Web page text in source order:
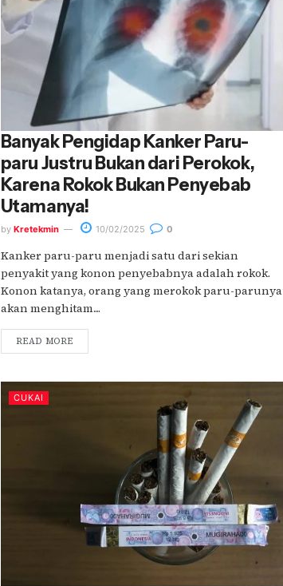
Banyak Pengidap Kanker Paru-
paru Justru Bukan dari Perokok,
Karena Rokok Bukan Penyebab
Utamanya!
by Kretekmin 10/02/2025 0
Kanker paru-paru menjadi satu dari sekian
penyakit yang konon penyebabnya adalah rokok.
Konon katanya, orang yang merokok paru-parunya
akan menghitam....
READ MORE
CUKAI